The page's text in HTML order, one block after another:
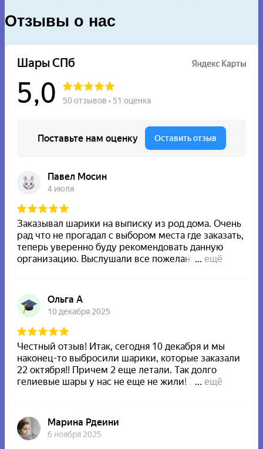
Отзывы о нас